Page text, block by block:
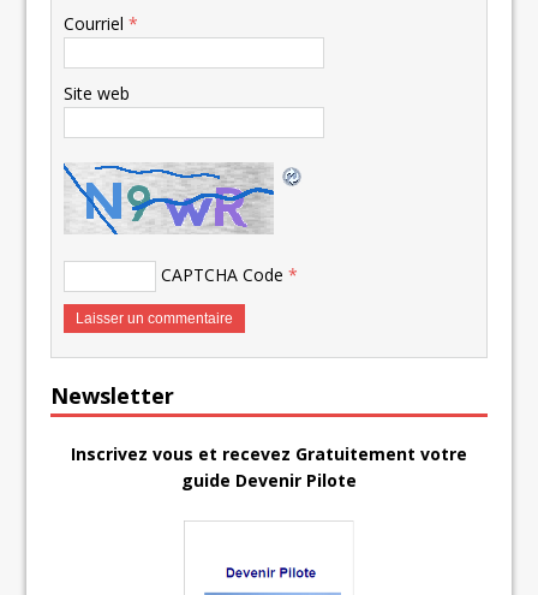
Courriel*
Site web
CAPTCHA Code *
Newsletter
Inscrivez vous et recevez Gratuitement votre
guide Devenir Pilote